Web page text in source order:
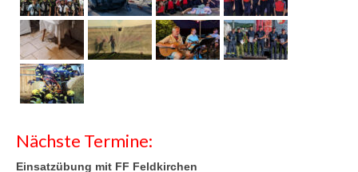
Nächste Termine:
Einsatzübung mit FF Feldkirchen